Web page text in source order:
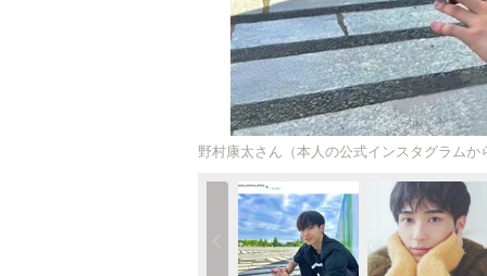
野村康太さん（本人の公式インスタグラムか